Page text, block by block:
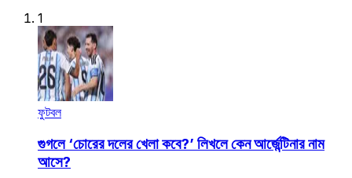
1
ফুটবল
গুগলে ‘চোরের দলের খেলা কবে?’ লিখলে কেন আর্জেন্টিনার নাম
আসে?